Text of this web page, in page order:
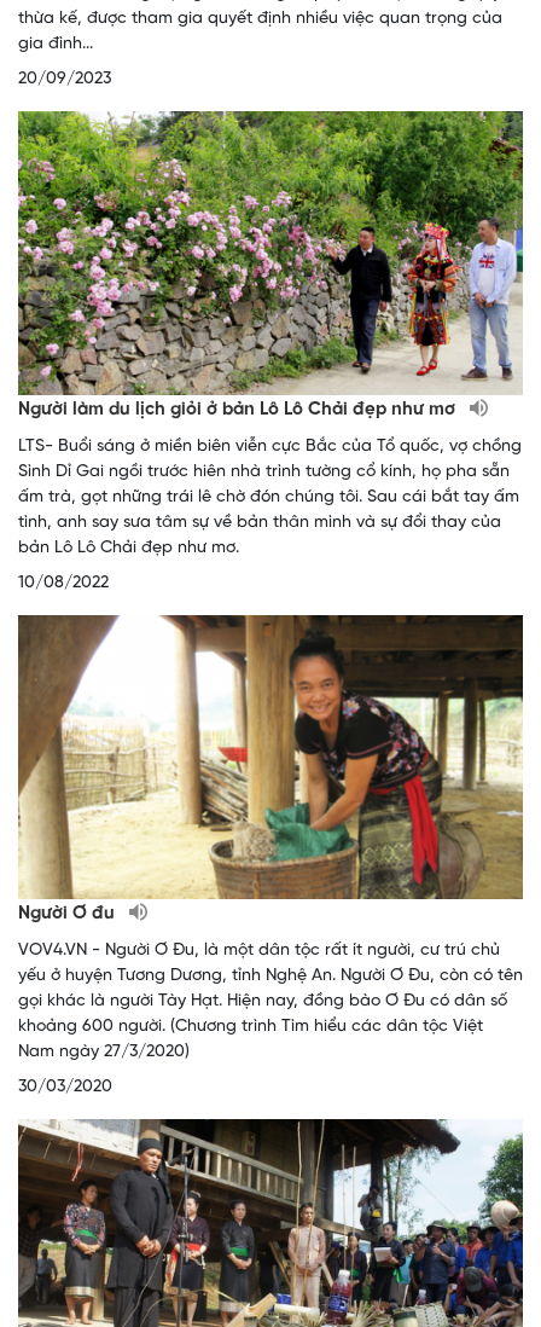
thừa kế, được tham gia quyết định nhiều việc quan trọng của
gia đình...
20/09/2023
Người làm du lịch giỏi ở bản Lô Lô Chải đẹp như mơ
LTS- Buổi sáng ở miền biên viễn cực Bắc của Tổ quốc, vợ chồng
Sình Dỉ Gai ngồi trước hiên nhà trình tường cổ kính, họ pha sẵn
ấm trà, gọt những trái lê chờ đón chúng tôi. Sau cái bắt tay ấm
tình, anh say sưa tâm sự về bản thân mình và sự đổi thay của
bản Lô Lô Chải đẹp như mơ.
10/08/2022
Người Ơ đu
VOV4.VN - Người Ơ Đu, là một dân tộc rất ít người, cư trú chủ
yếu ở huyện Tương Dương, tỉnh Nghệ An. Người Ơ Đu, còn có tên
gọi khác là người Tày Hạt. Hiện nay, đồng bào Ơ Đu có dân số
khoảng 600 người. (Chương trình Tìm hiểu các dân tộc Việt
Nam ngày 27/3/2020)
30/03/2020